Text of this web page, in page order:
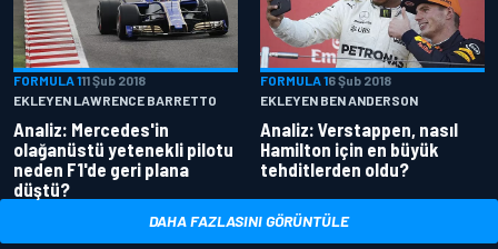
FORMULA 111 Şub 2018
EKLEYEN LAWRENCE BARRETTO
Analiz: Mercedes'in
olağanüstü yetenekli pilotu
neden F1'de geri plana
düştü?
FORMULA 16 Şub 2018
EKLEYEN BEN ANDERSON
Analiz: Verstappen, nasıl
Hamilton için en büyük
tehditlerden oldu?
DAHA FAZLASINI GÖRÜNTÜLE